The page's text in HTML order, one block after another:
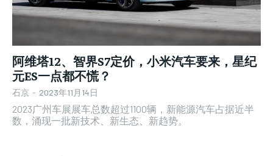
阿维塔12、智界S7定价，小米汽车要来，星纪
元ES一点都不慌？
石京 - 2023年11月14日
2023广州车展展车总数超过1100辆，新能源汽车占据近半
数，涌现一批新技术、新生态、新趋势。